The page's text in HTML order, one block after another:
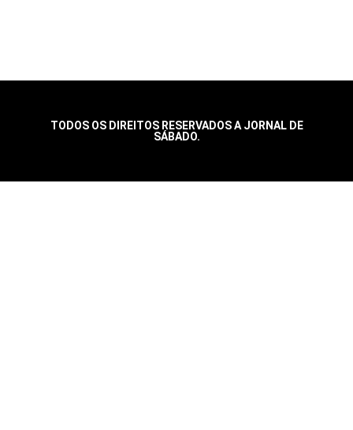
TODOS OS DIREITOS RESERVADOS A JORNAL DE
SÁBADO.